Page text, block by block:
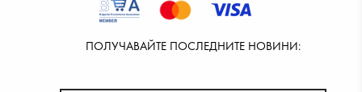
ПОЛУЧАВАЙТЕ ПОСЛЕДНИТЕ НОВИНИ: